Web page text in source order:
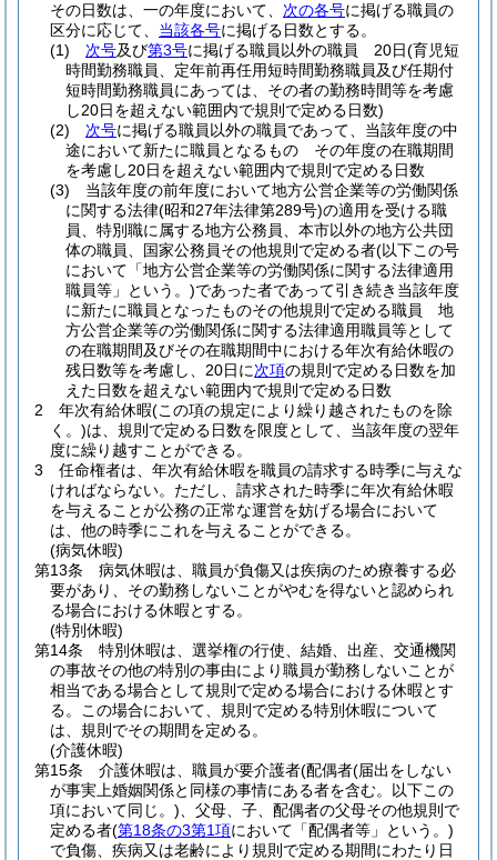
その日数は、一の年度において、 次の各号に掲げる職員の
区分に応じて、 当該各号に掲げる日数とする。
(1)
次号及び第3号に掲げる職員以外の職員 20日(育児短
時間勤務職員、定年前再任用短時間勤務職員及び任期付
短時間勤務職員にあっては、その者の勤務時間等を考慮
し20日を超えない範囲内で規則で定める日数)
(2)
次号に掲げる職員以外の職員であって、当該年度の中
途において新たに職員となるもの その年度の在職期間
を考慮し20日を超えない範囲内で規則で定める日数
(3)
当該年度の前年度において地方公営企業等の労働関係
に関する法律(昭和27年法律第289号)の適用を受ける職
員、特別職に属する地方公務員、本市以外の地方公共団
体の職員、国家公務員その他規則で定める者(以下この号
において「地方公営企業等の労働関係に関する法律適用
職員等」という。)であった者であって引き続き当該年度
に新たに職員となったものその他規則で定める職員 地
方公営企業等の労働関係に関する法律適用職員等として
の在職期間及びその在職期間中における年次有給休暇の
残日数等を考慮し、20日に次項の規則で定める日数を加
えた日数を超えない範囲内で規則で定める日数
2
年次有給休暇(この項の規定により繰り越されたものを除
く。)は、規則で定める日数を限度として、当該年度の翌年
度に繰り越すことができる。
3
任命権者は、年次有給休暇を職員の請求する時季に与えな
ければならない。 ただし、請求された時季に年次有給休暇
を与えることが公務の正常な運営を妨げる場合において
は、他の時季にこれを与えることができる。
(病気休暇)
第13条
病気休暇は、職員が負傷又は疾病のため療養する必
要があり、その勤務しないことがやむを得ないと認められ
る場合における休暇とする。
(特別休暇)
第14条
特別休暇は、選挙権の行使、結婚、出産、交通機関
の事故その他の特別の事由により職員が勤務しないことが
相当である場合として規則で定める場合における休暇とす
る。
この場合において、規則で定める特別休暇について
は、規則でその期間を定める。
(介護休暇)
第15条
介護休暇は、職員が要介護者(配偶者(届出をしない
が事実上婚姻関係と同様の事情にある者を含む。以下この
項において同じ。) 、父母、子、配偶者の父母その他規則で
定める者(第18条の3第1項において「配偶者等」という。)
で負傷、疾病又は老齢により規則で定める期間にわたり日